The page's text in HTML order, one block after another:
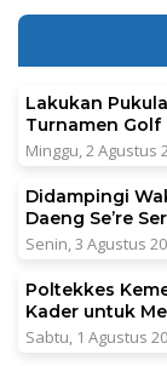
Lakukan
Turnamen Golf
Minggu, 2 Agustus
Didampingi
Daeng Se’re
Senin, 3 Agustus
Poltekkes
Kader untuk
Sabtu, 1 Agustus